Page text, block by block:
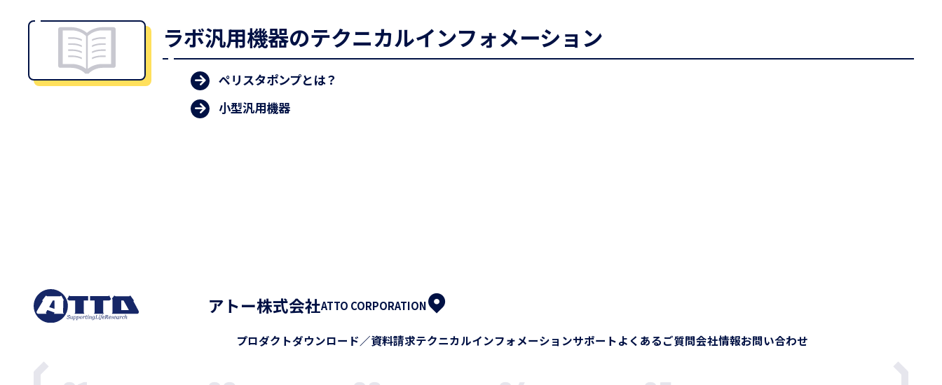
ラボ汎用機器のテクニカルインフォメーション
ペリスタポンプとは？
小型汎用機器
アトー株式会社ATTO CORPORATION
プロダクトダウンロード／資料請求テクニカルインフォメーションサポートよくあるご質問会社情報お問い合わせ